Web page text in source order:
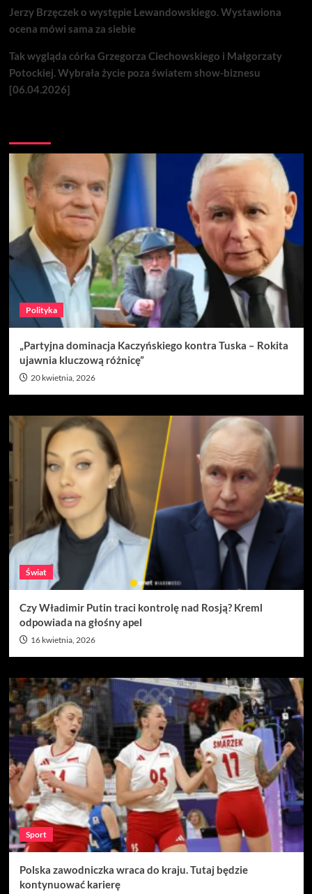
Jerzy Brzęczek o występie Lewandowskiego. Wystawiona
ocena mówi sama za siebie
Tak wygląda córka Grzegorza Ciechowskiego i Małgorzaty
Potockiej. Wybrała życie poza światem show-biznesu
[06.04.2026]
Polityka
„Partyjna dominacja Kaczyńskiego kontra Tuska – Rokita
ujawnia kluczową różnicę”
20 kwietnia, 2026
Świat
Czy Władimir Putin traci kontrolę nad Rosją? Kreml
odpowiada na głośny apel
16 kwietnia, 2026
Sport
Polska zawodniczka wraca do kraju. Tutaj będzie
kontynuować karierę